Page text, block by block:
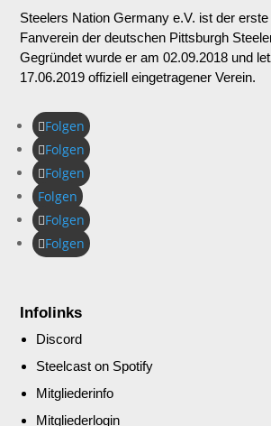
Steelers Nation Germany e.V. ist der
Fanverein der deutschen Pittsburgh
Gegründet wurde er am 02.09.2018 und
17.06.2019 offiziell eingetragener Verein.
Folgen
Folgen
Folgen
Folgen
Folgen
Folgen
Infolinks
Discord
Steelcast on Spotify
Mitgliederinfo
Mitgliederlogin